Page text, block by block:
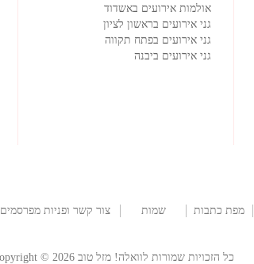
אולמות אירועים באשדוד
גני אירועים בראשון לציון
גני אירועים בפתח תקווה
גני אירועים ביבנה
מפת כתבות
שמות
צור קשר ופניות מפרסמים
כל הזכויות שמורות לוואלה! מזל טוב Copyright © 2026